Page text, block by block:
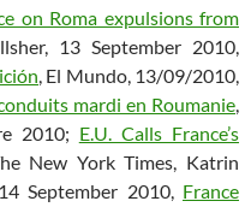
on Roma expulsions from
13 September 2010,
, El Mundo, 13/09/2010,
mardi en Roumanie,
2010; E.U. Calls France’s
New York Times‎, Katrin
September 2010, France